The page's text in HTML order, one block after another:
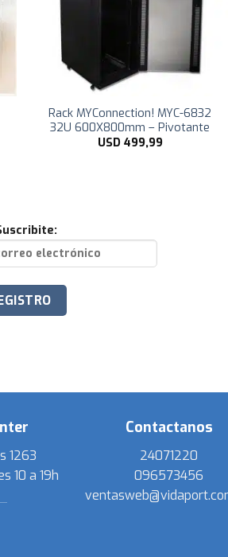
Rack MYConnection! MYC-6832
32U 600X800mm – Pivotante
USD 499,99
1263
10 a 19h
Contactanos
24071220
096573456